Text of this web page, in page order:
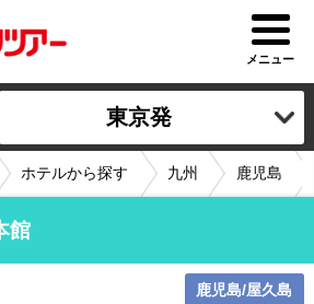
メニュー
東京発
ホテルから探す 九州 鹿児島
館
鹿児島/屋久島